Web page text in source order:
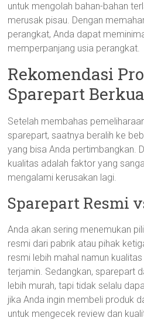
untuk mengolah bahan-bahan
merusak pisau. Dengan
perangkat, Anda dapat
memperpanjang usia perangkat.
Rekomendasi
Sparepart
Setelah membahas
sparepart, saatnya beralih ke
yang bisa Anda pertimbangkan.
kualitas adalah faktor yang
mengalami kerusakan lagi.
Sparepart Resmi
Anda akan sering menemukan
resmi dari pabrik atau pihak
resmi lebih mahal namun
terjamin. Sedangkan, sparepart
lebih murah, tapi tidak selalu
jika Anda ingin membeli produk
untuk mengecek review dan